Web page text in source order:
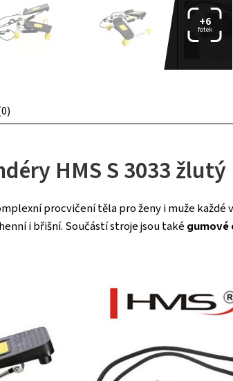
+6
fotek
HMS S 3033 žlutý
procvičení těla pro ženy i muže
i břišní. Součástí stroje jsou také gumové